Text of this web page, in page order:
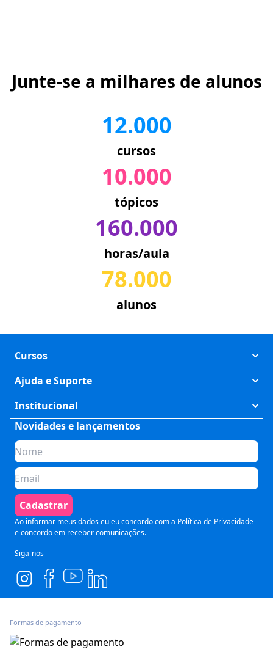
Junte-se a milhares de alunos
12.000
cursos
10.000
tópicos
160.000
horas/aula
78.000
alunos
Cursos
Exatas
Humanas
Saúde
Tecnologia
Preparatórios
Comunicação
Pós Graduação
Ajuda e Suporte
Meus Cursos
Fale Conosco
Perguntas Frequentes
Formas de Pagamento
Política de Cancelamento
Termos de Uso
Segurança e Privacidade
Institucional
Quem somos
Planos de assinatura
Para Empresas
Seja um parceiro
Blog
Novidades e lançamentos
Cadastrar
Ao informar meus dados eu eu concordo com a Política de Privacidade
e concordo em receber comunicações.
Siga-nos
Formas de pagamento